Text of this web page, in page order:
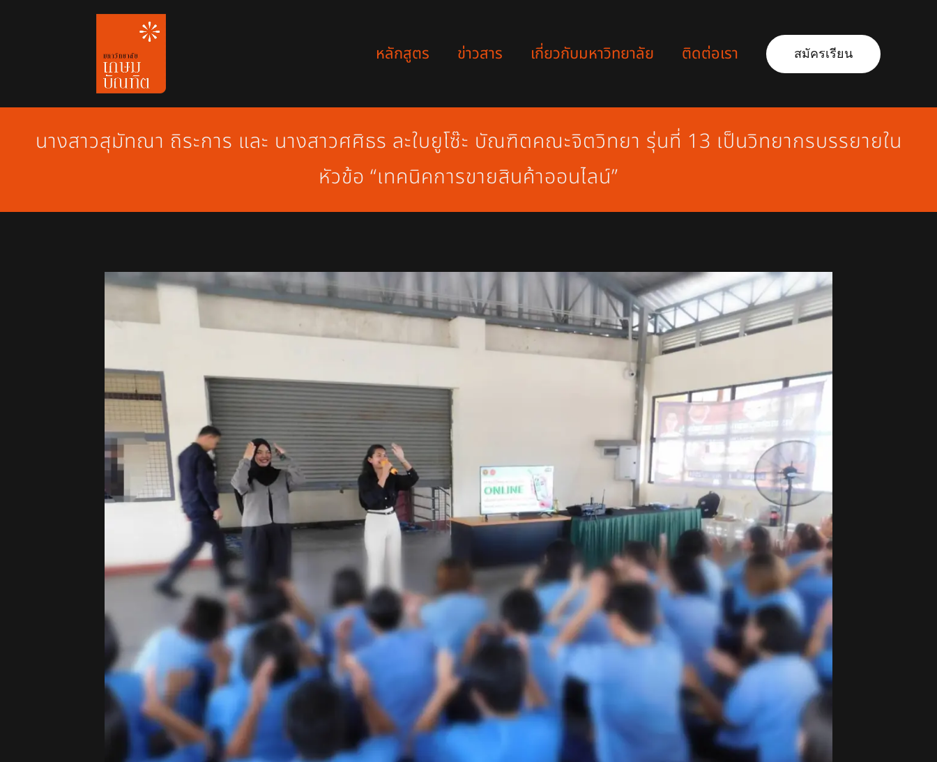
หลักสูตร ข่าวสาร เกี่ยวกับมหาวิทยาลัย ติดต่อเรา สมัครเรียน
นางสาวสุมัทณา ถิระการ และ นางสาวศศิธร ละใบยูโซ๊ะ บัณฑิตคณะจิตวิทยา รุ่นที่ 13 เป็นวิทยากรบรรยายใน
หัวข้อ “เทคนิคการขายสินค้าออนไลน์”